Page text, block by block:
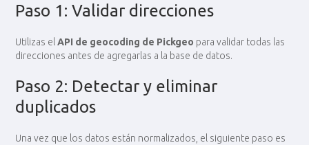
Paso 1: Validar direcciones
Utilizas elAPI de geocoding de Pickgeo para validar todas las
direcciones antes de agregarlas a la base de datos.
Paso 2: Detectar y eliminar
duplicados
Una vez que los datos están normalizados, el siguiente paso es